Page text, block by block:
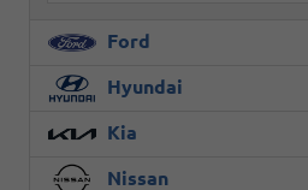
Ford
Hyundai
Kia
Nissan